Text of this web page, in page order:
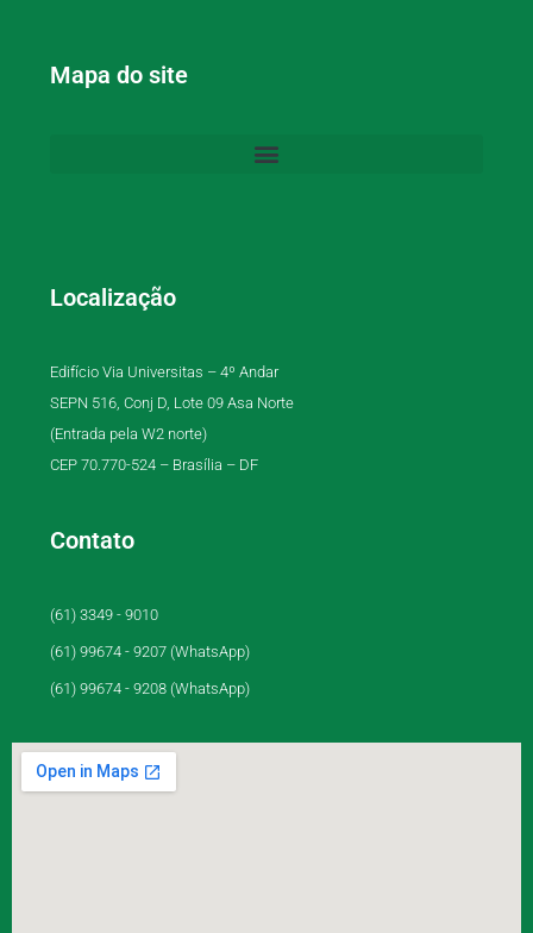
Mapa do site
Localização
Edifício Via Universitas – 4º Andar
SEPN 516, Conj D, Lote 09 Asa Norte
(Entrada pela W2 norte)
CEP 70.770-524 – Brasília – DF
Contato
(61) 3349 - 9010
(61) 99674 - 9207 (WhatsApp)
(61) 99674 - 9208 (WhatsApp)